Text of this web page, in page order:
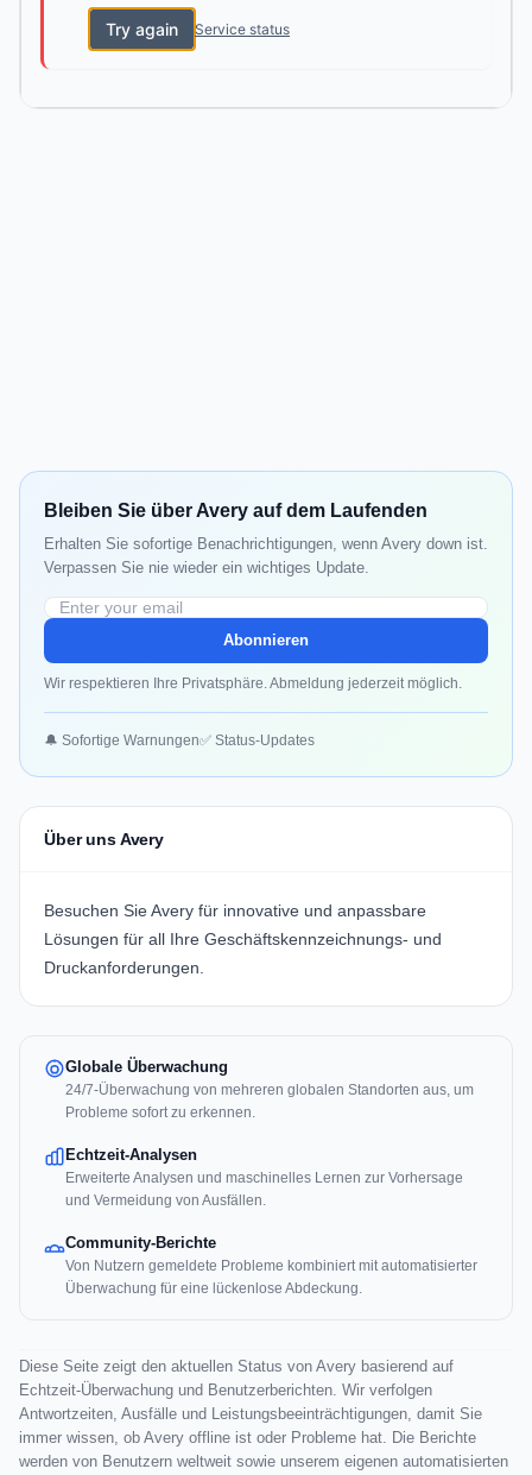
Try again Service status
Bleiben Sie über Avery auf dem Laufenden
Erhalten Sie sofortige Benachrichtigungen, wenn Avery down ist.
Verpassen Sie nie wieder ein wichtiges Update.
Abonnieren
Wir respektieren Ihre Privatsphäre. Abmeldung jederzeit möglich.
🔔 Sofortige Warnungen✅ Status-Updates
Über uns Avery
Besuchen SieAvery für innovative und anpassbare
Lösungen für all Ihre Geschäftskennzeichnungs- und
Druckanforderungen.
Globale Überwachung
24/7-Überwachung von mehreren globalen Standorten aus, um
Probleme sofort zu erkennen.
Echtzeit-Analysen
Erweiterte Analysen und maschinelles Lernen zur Vorhersage
und Vermeidung von Ausfällen.
Community-Berichte
Von Nutzern gemeldete Probleme kombiniert mit automatisierter
Überwachung für eine lückenlose Abdeckung.
Diese Seite zeigt den aktuellen Status von Avery basierend auf
Echtzeit-Überwachung und Benutzerberichten. Wir verfolgen
Antwortzeiten, Ausfälle und Leistungsbeeinträchtigungen, damit Sie
immer wissen, ob Avery offline ist oder Probleme hat. Die Berichte
werden von Benutzern weltweit sowie unserem eigenen automatisierten